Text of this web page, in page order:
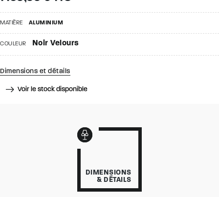
MATIÈRE ALUMINIUM
COULEUR Noir Velours
Dimensions et détails
Voir le stock disponible
DIMENSIONS
& DÉTAILS